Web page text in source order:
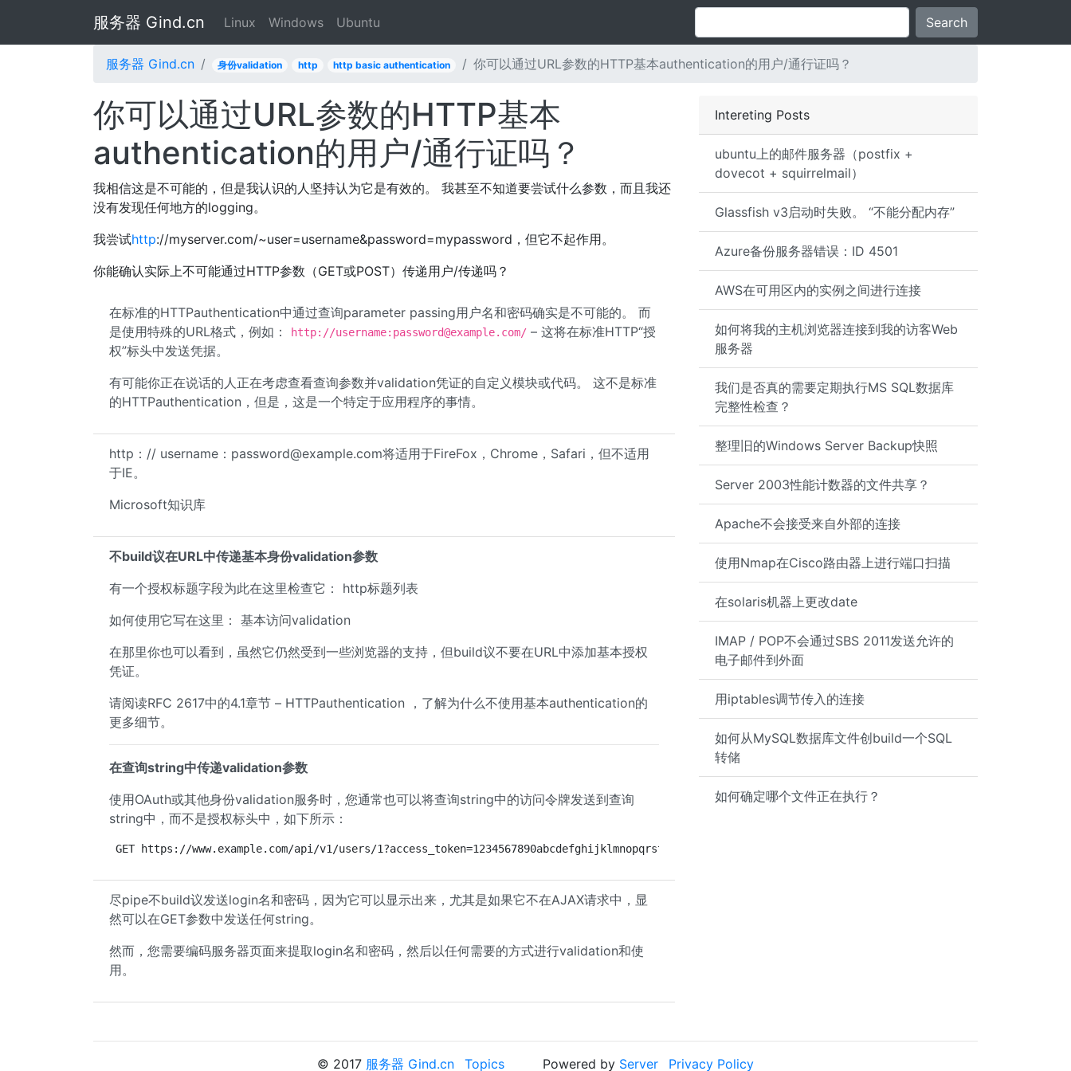
服务器 Gind.cn Linux Windows Ubuntu Search
服务器 Gind.cn 身份validation http http basic authentication 你可以通过URL参数的HTTP基本authentication的用户/通行证吗？
Intereting Posts
ubuntu上的邮件服务器（postfix +
dovecot + squirrelmail）
Glassfish v3启动时失败。 “不能分配内存”
Azure备份服务器错误：ID 4501
AWS在可用区内的实例之间进行连接
如何将我的主机浏览器连接到我的访客Web
服务器
我们是否真的需要定期执行MS SQL数据库
完整性检查？
整理旧的Windows Server Backup快照
Server 2003性能计数器的文件共享？
Apache不会接受来自外部的连接
使用Nmap在Cisco路由器上进行端口扫描
在solaris机器上更改date
IMAP / POP不会通过SBS 2011发送允许的
电子邮件到外面
用iptables调节传入的连接
如何从MySQL数据库文件创build一个SQL
转储
如何确定哪个文件正在执行？
你可以通过URL参数的HTTP基本
authentication的用户/通行证吗？
我相信这是不可能的，但是我认识的人坚持认为它是有效的。 我甚至不知道要尝试什么参数，而且我还
没有发现任何地方的logging。
我尝试http://myserver.com/~user=username&password=mypassword，但它不起作用。
你能确认实际上不可能通过HTTP参数（GET或POST）传递用户/传递吗？
在标准的HTTPauthentication中通过查询parameter passing用户名和密码确实是不可能的。 而
是使用特殊的URL格式，例如：
http://username: password@example.com/ – 这将在标准HTTP“授
权”标头中发送凭据。
有可能你正在说话的人正在考虑查看查询参数并validation凭证的自定义模块或代码。 这不是标准
的HTTPauthentication，但是，这是一个特定于应用程序的事情。
http：// username： password@example.com将适用于FireFox，Chrome，Safari，但不适用
于IE。
Microsoft知识库
不build议在URL中传递基本身份validation参数
有一个授权标题字段为此在这里检查它： http标题列表
如何使用它写在这里： 基本访问validation
在那里你也可以看到，虽然它仍然受到一些浏览器的支持，但build议不要在URL中添加基本授权
凭证。
请阅读RFC 2617中的4.1章节 – HTTPauthentication ，了解为什么不使用基本authentication的
更多细节。
在查询string中传递validation参数
使用OAuth或其他身份validation服务时，您通常也可以将查询string中的访问令牌发送到查询
string中，而不是授权标头中，如下所示：
GET https://www.example.com/api/v1/users/1?access_token=1234567890abcdefghijklmnopqrstuvwxyzABCD
尽pipe不build议发送login名和密码，因为它可以显示出来，尤其是如果它不在AJAX请求中，显
然可以在GET参数中发送任何string。
然而，您需要编码服务器页面来提取login名和密码，然后以任何需要的方式进行validation和使
用。
© 2017 服务器 Gind.cn Topics Powered by Server Privacy Policy